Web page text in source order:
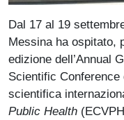
Paragrafo
Dal 17 al 19
Messina ha ospitato,
edizione dell’Annual
Scientific
scientifica
Public Health